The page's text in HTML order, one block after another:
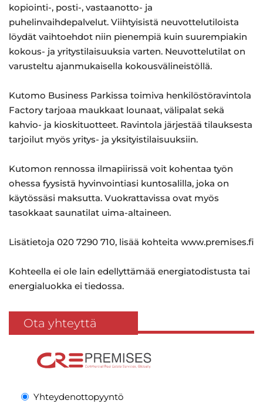
kopiointi-, posti-, vastaanotto- ja
puhelinvaihdepalvelut. Viihtyisistä neuvottelutiloista
löydät vaihtoehdot niin pienempiä kuin suurempiakin
kokous- ja yritystilaisuuksia varten. Neuvottelutilat on
varusteltu ajanmukaisella kokousvälineistöllä.
Kutomo Business Parkissa toimiva henkilöstöravintola
Factory tarjoaa maukkaat lounaat, välipalat sekä
kahvio- ja kioskituotteet. Ravintola järjestää tilauksesta
tarjoilut myös yritys- ja yksityistilaisuuksiin.
Kutomon rennossa ilmapiirissä voit kohentaa työn
ohessa fyysistä hyvinvointiasi kuntosalilla, joka on
käytössäsi maksutta. Vuokrattavissa ovat myös
tasokkaat saunatilat uima-altaineen.
Lisätietoja 020 7290 710, lisää kohteita www.premises.fi
Kohteella ei ole lain edellyttämää energiatodistusta tai
energialuokka ei tiedossa.
Ota yhteyttä
Yhteydenottopyyntö